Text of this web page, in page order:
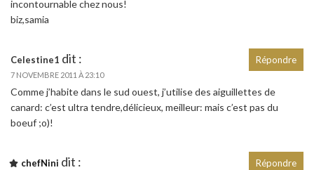
incontournable chez nous!
biz,samia
Celestine1 dit :
7 NOVEMBRE 2011 À 23:10
Comme j’habite dans le sud ouest, j’utilise des aiguillettes de
canard: c’est ultra tendre,délicieux, meilleur: mais c’est pas du
boeuf ;o)!
Répondre
chefNini dit : Répondre